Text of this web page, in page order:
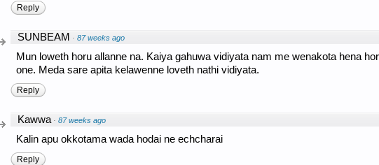
Reply
SUNBEAM · 87 weeks ago
Mun loweth horu allanne na. Kaiya gahuwa vidiyata nam me wenakota hena
one. Meda sare apita kelawenne loveth nathi vidiyata.
Reply
Kawwa · 87 weeks ago
Kalin apu okkotama wada hodai ne echcharai
Reply